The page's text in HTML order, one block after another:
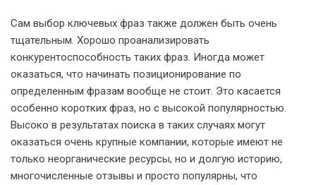
Сам выбор ключевых фраз также должен быть очень
тщательным. Хорошо проанализировать
конкурентоспособность таких фраз. Иногда может
оказаться, что начинать позиционирование по
определенным фразам вообще не стоит. Это касается
особенно коротких фраз, но с высокой популярностью.
Высоко в результатах поиска в таких случаях могут
оказаться очень крупные компании, которые имеют не
только неорганические ресурсы, но и долгую историю,
многочисленные отзывы и просто популярны, что